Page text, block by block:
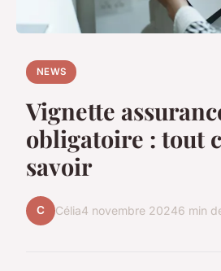
NEWS
Vignette
obligatoire : tout
savoir
C Célia4 novembre 20246 min